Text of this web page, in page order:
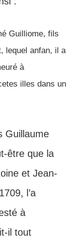
Guilliome, fils
lequel anfan, il a
à
illes dans un
Guillaume
être que la
et Jean-
l’a
à
il tout